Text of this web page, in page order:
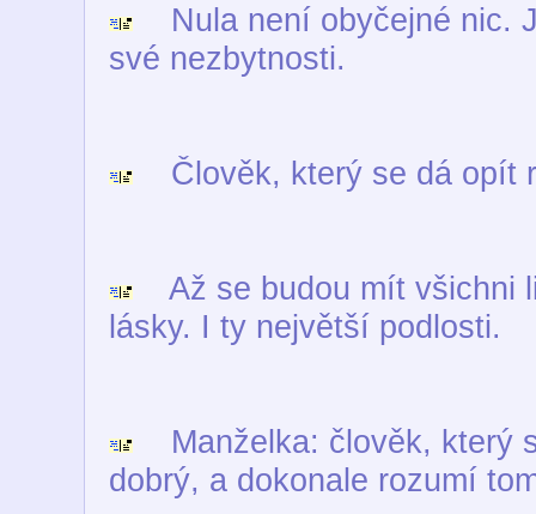
Nula není obyčejné nic.
své nezbytnosti.
Člověk, který se dá opít
Až se budou mít všichni
lásky. I ty největší podlosti.
Manželka: člověk, který
dobrý, a dokonale rozumí